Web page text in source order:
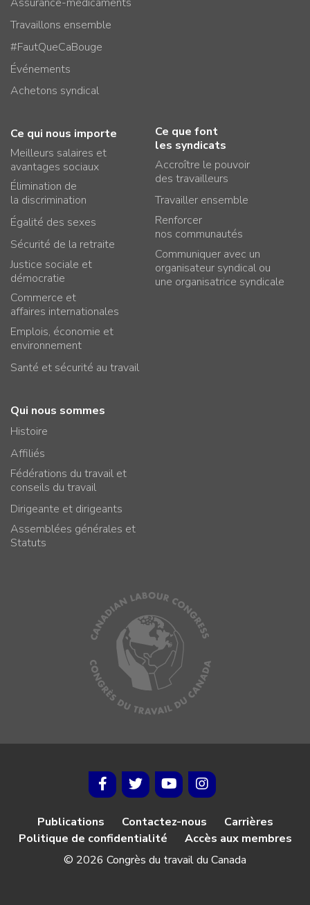
Assurance-médicaments
Travaillons ensemble
#FautQueCaBouge
Événements
Achetons syndical
Ce qui nous importe
Meilleurs salaires et
avantages sociaux
Élimination de
la discrimination
Égalité des sexes
Sécurité de la retraite
Justice sociale et
démocratie
Commerce et
affaires internationales
Emplois, économie et
environnement
Santé et sécurité au travail
Ce que font
les syndicats
Accroître le pouvoir
des travailleurs
Travailler ensemble
Renforcer
nos communautés
Communiquer avec un
organisateur syndical ou
une organisatrice syndicale
Qui nous sommes
Histoire
Affiliés
Fédérations du travail et
conseils du travail
Dirigeante et dirigeants
Assemblées générales et
Statuts
Publications Contactez-nous
Carrières
Politique de confidentialité
Accès aux membres
© 2026 Congrès du travail du Canada